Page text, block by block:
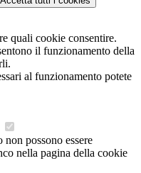
quali cookie consentire.
il funzionamento della
al funzionamento potete
possono essere
nella pagina della cookie